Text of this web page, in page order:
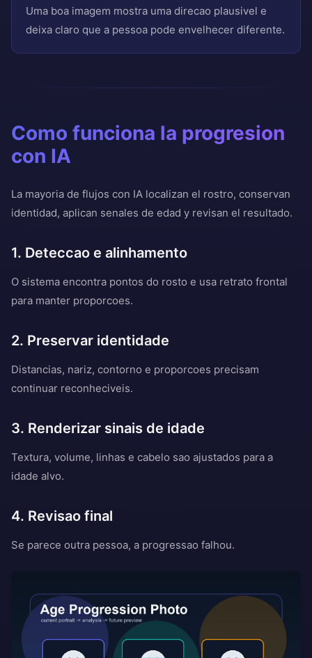
Uma boa imagem mostra uma direcao plausivel e
deixa claro que a pessoa pode envelhecer diferente.
Como funciona la progresion
con IA
La mayoria de flujos con IA localizan el rostro, conservan
identidad, aplican senales de edad y revisan el resultado.
1. Deteccao e alinhamento
O sistema encontra pontos do rosto e usa retrato frontal
para manter proporcoes.
2. Preservar identidade
Distancias, nariz, contorno e proporcoes precisam
continuar reconheciveis.
3. Renderizar sinais de idade
Textura, volume, linhas e cabelo sao ajustados para a
idade alvo.
4. Revisao final
Se parece outra pessoa, a progressao falhou.